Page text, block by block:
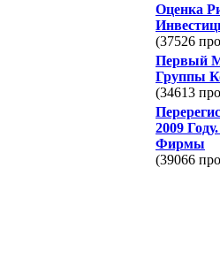
Оценка
(37526
Первый
Группы
(34613
2009
Фирмы
(39066